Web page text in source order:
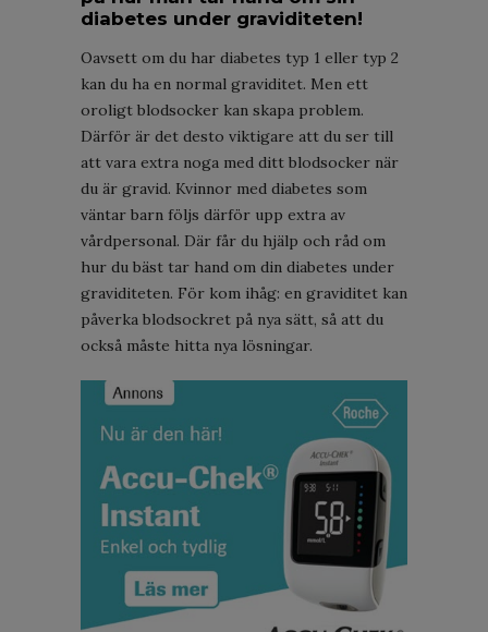
diabetes under graviditeten!
Oavsett om du har diabetes typ 1 eller typ 2
kan du ha en normal graviditet. Men ett
oroligt blodsocker kan skapa problem.
Därför är det desto viktigare att du ser till
att vara extra noga med ditt blodsocker när
du är gravid. Kvinnor med diabetes som
väntar barn följs därför upp extra av
vårdpersonal. Där får du hjälp och råd om
hur du bäst tar hand om din diabetes under
graviditeten. För kom ihåg: en graviditet kan
påverka blodsockret på nya sätt, så att du
också måste hitta nya lösningar.